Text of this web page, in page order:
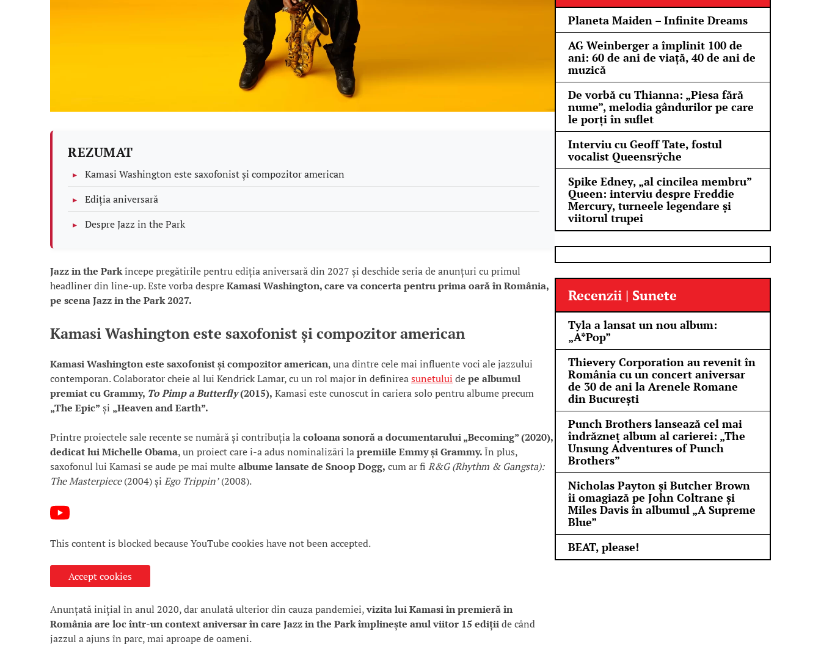
REZUMAT
Kamasi Washington este saxofonist și compozitor american
Ediția aniversară
Despre Jazz in the Park
Jazz in the Parkîncepe pregătirile pentru ediția aniversară din 2027 și deschide seria de anunțuri cu primul
headliner din line-up. Este vorba despreKamasi Washington, care va concerta pentru prima oară în România,
pe scena Jazz in the Park 2027.
Kamasi Washington este saxofonist și compozitor american
Kamasi Washington este saxofonist și compozitor american, una dintre cele mai influente voci ale jazzului
contemporan. Colaborator cheie al lui Kendrick Lamar, cu un rol major în definireasunetului depe albumul
premiat cu Grammy, To Pimp a Butterfly(2015), Kamasi este cunoscut în cariera solo pentru albume precum
„The Epic” și „Heaven and Earth”.
Printre proiectele sale recente se numără și contribuția lacoloana sonoră a documentarului „Becoming” (2020),
dedicat lui Michelle Obama, un proiect care i-a adus nominalizări lapremiile Emmy și Grammy.În plus,
saxofonul lui Kamasi se aude pe mai multealbume lansate de Snoop Dogg, cum ar fi R&G (Rhythm & Gangsta):
The Masterpiece(2004) și Ego Trippin’(2008).
This content is blocked because YouTube cookies have not been accepted.
Accept cookies
Anunțată inițial în anul 2020, dar anulată ulterior din cauza pandemiei,vizita lui Kamasi în premieră în
România are loc într-un context aniversar în care Jazz in the Park împlinește anul viitor 15 edițiide când
jazzul a ajuns în parc, mai aproape de oameni.
Planeta Maiden – Infinite Dreams
AG Weinberger a împlinit 100 de
ani: 60 de ani de viață, 40 de ani de
muzică
De vorbă cu Thianna: „Piesa fără
nume”, melodia gândurilor pe care
le porți în suflet
Interviu cu Geoff Tate, fostul
vocalist Queensrÿche
Spike Edney, „al cincilea membru”
Queen: interviu despre Freddie
Mercury, turneele legendare și
viitorul trupei
Recenzii | Sunete
Tyla a lansat un nou album:
„A*Pop”
Thievery Corporation au revenit în
România cu un concert aniversar
de 30 de ani la Arenele Romane
din București
Punch Brothers lansează cel mai
îndrăzneț album al carierei: „The
Unsung Adventures of Punch
Brothers”
Nicholas Payton și Butcher Brown
îi omagiază pe John Coltrane și
Miles Davis în albumul „A Supreme
Blue”
BEAT, please!